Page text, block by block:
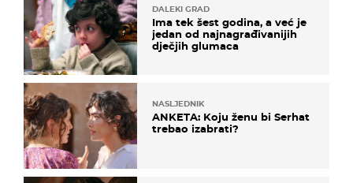
DALEKI GRAD
Ima tek šest godina, a već je
jedan od najnagrađivanijih
dječjih glumaca
NASLJEDNIK
ANKETA: Koju ženu bi Serhat
trebao izabrati?